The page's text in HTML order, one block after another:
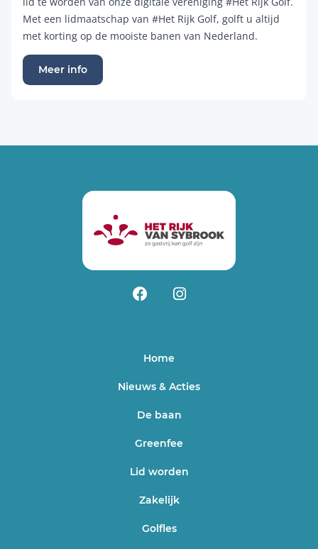
Met een lidmaatschap van #Het Rijk Golf, golft u altijd
met korting op de mooiste banen van Nederland.
Meer info
Home
Nieuws & Acties
De baan
Greenfee
Lid worden
Zakelijk
Golfles